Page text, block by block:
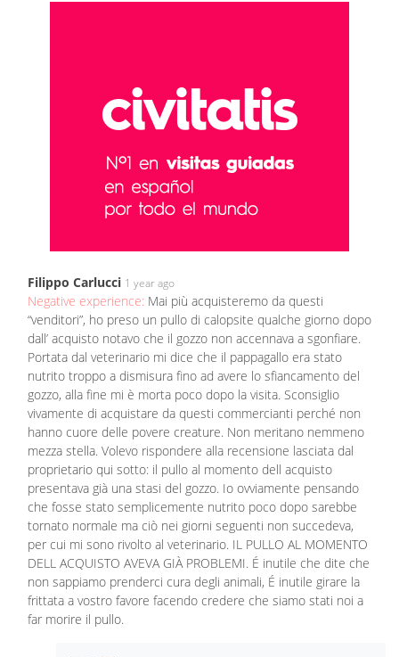
Filippo Carlucci 1 year ago
Negative experience: Mai più acquisteremo da questi
“venditori”, ho preso un pullo di calopsite qualche giorno dopo
dall’ acquisto notavo che il gozzo non accennava a sgonfiare.
Portata dal veterinario mi dice che il pappagallo era stato
nutrito troppo a dismisura fino ad avere lo sfiancamento del
gozzo, alla fine mi è morta poco dopo la visita. Sconsiglio
vivamente di acquistare da questi commercianti perché non
hanno cuore delle povere creature. Non meritano nemmeno
mezza stella. Volevo rispondere alla recensione lasciata dal
proprietario qui sotto: il pullo al momento dell acquisto
presentava già una stasi del gozzo. Io ovviamente pensando
che fosse stato semplicemente nutrito poco dopo sarebbe
tornato normale ma ciò nei giorni seguenti non succedeva,
per cui mi sono rivolto al veterinario. IL PULLO AL MOMENTO
DELL ACQUISTO AVEVA GIÀ PROBLEMI. É inutile che dite che
non sappiamo prenderci cura degli animali, É inutile girare la
frittata a vostro favore facendo credere che siamo stati noi a
far morire il pullo.